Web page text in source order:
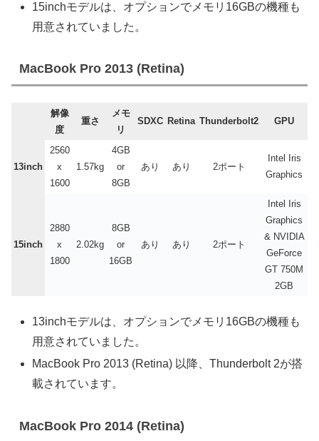
15inchモデルは、オプションでメモリ16GBの機種も
用意されていました。
MacBook Pro 2013 (Retina)
解像
度
重さ
メモ
リ
SDXC Retina Thunderbolt2 GPU
13inch
2560
x
1600
1.57kg
4GB
or
8GB
あり あり 2ポート
Intel Iris
Graphics
15inch
2880
x
1800
2.02kg
8GB
or
16GB
あり あり 2ポート
Intel Iris
Graphics
& NVIDIA
GeForce
GT 750M
2GB
13inchモデルは、オプションでメモリ16GBの機種も
用意されていました。
MacBook Pro 2013 (Retina) 以降、Thunderbolt 2が搭
載されています。
MacBook Pro 2014 (Retina)